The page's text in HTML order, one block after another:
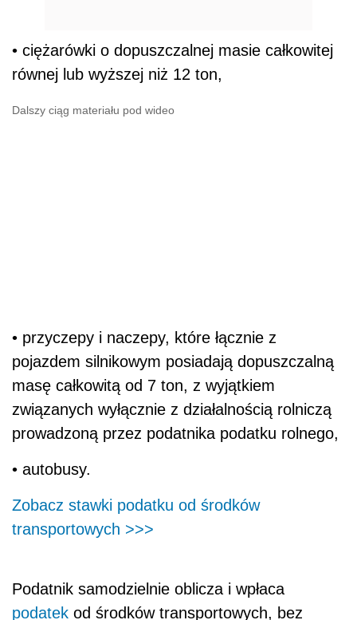
• ciężarówki o dopuszczalnej masie całkowitej
równej lub wyższej niż 12 ton,
Dalszy ciąg materiału pod wideo
• przyczepy i naczepy, które łącznie z
pojazdem silnikowym posiadają dopuszczalną
masę całkowitą od 7 ton, z wyjątkiem
związanych wyłącznie z działalnością rolniczą
prowadzoną przez podatnika podatku rolnego,
• autobusy.
Zobacz stawki podatku od środków
transportowych >>>
Podatnik samodzielnie oblicza i wpłaca
podatek od środków transportowych, bez